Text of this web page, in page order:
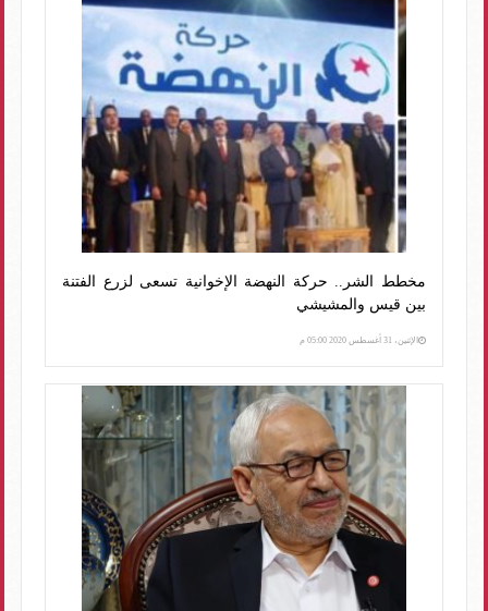
مخطط الشر.. حركة النهضة الإخوانية تسعى لزرع الفتنة
بين قيس والمشيشي
الإثنين، 31 أغسطس 2020 05:00 م